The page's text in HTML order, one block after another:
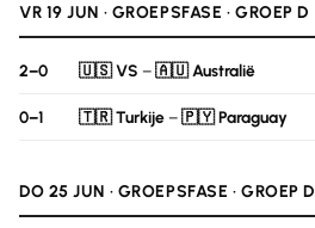
VR 19 JUN · GROEPSFASE · GROEP D
2–0 🇺🇸 VS –🇦🇺 Australië
0–1 🇹🇷 Turkije–🇵🇾 Paraguay
DO 25 JUN · GROEPSFASE · GROEP D